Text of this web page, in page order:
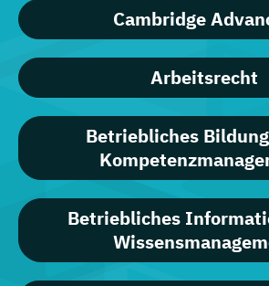
Cambridge
Arbeitsrecht
Betriebliches
Betriebliches